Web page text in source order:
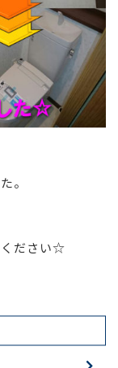
。
ください☆